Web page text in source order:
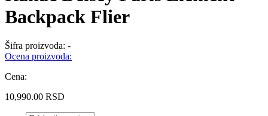
Backpack Flier
Šifra proizvoda: -
Ocena proizvoda:
Cena:
10,990.00 RSD